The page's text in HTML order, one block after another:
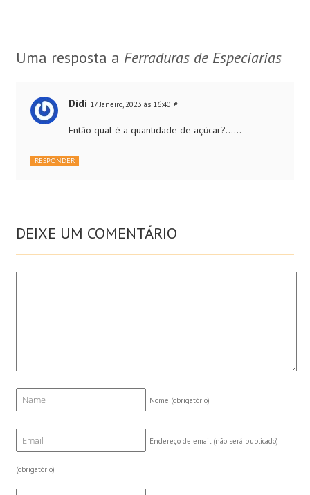
Uma resposta a Ferraduras de Especiarias
Didi 17 Janeiro, 2023 às 16:40 #
Então qual é a quantidade de açúcar?……
RESPONDER
DEIXE UM COMENTÁRIO
Nome (obrigatório)
Endereço de email (não será publicado)
(obrigatório)